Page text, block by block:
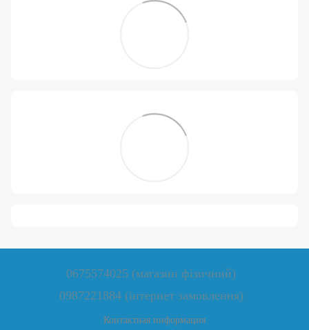
0675574025 (магазин фізичний)
0987221884 (інтернет замовлення)
Контактная информация